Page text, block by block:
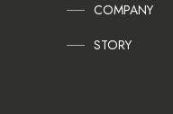
COMPANY
STORY